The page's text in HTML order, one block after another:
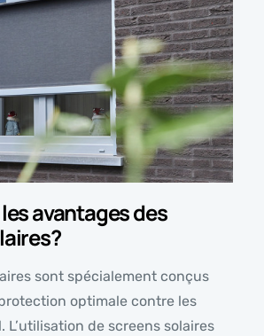
avantages des
sont spécialement conçus
optimale contre les
L’utilisation de screens solaires